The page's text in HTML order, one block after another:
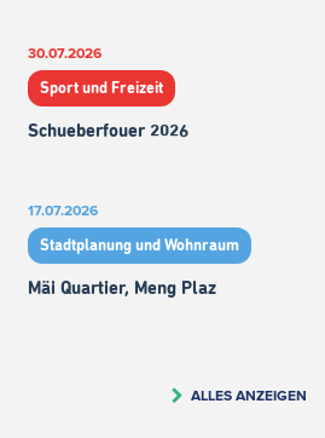
30.07.2026
Sport und Freizeit
Schueberfouer 2026
17.07.2026
Stadtplanung und Wohnraum
Mäi Quartier, Meng Plaz
ALLES ANZEIGEN